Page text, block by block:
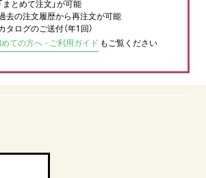
「まとめて注文」が可能
去の注文履歴から再注文が可能
タログのご送付（年1回）
ての方へ - ご利用ガイド もご覧ください